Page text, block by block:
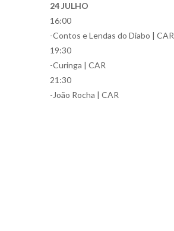
24 JULHO
16:00
-Contos e Lendas do Diabo | CAR
19:30
-Curinga | CAR
21:30
-João Rocha | CAR